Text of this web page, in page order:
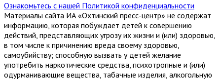
Ознакомьтесь с нашей Политикой конфиденциальности
Материалы сайта ИА «Охтинский пресс-центр» не содержат
информацию, которая побуждает детей к совершению
действий, представляющих угрозу их жизни и (или) здоровью,
в том числе к причинению вреда своему здоровью,
самоубийству; способную вызвать у детей желание
употребить наркотические средства, психотропные и (или)
одурманивающие вещества, табачные изделия, алкогольную